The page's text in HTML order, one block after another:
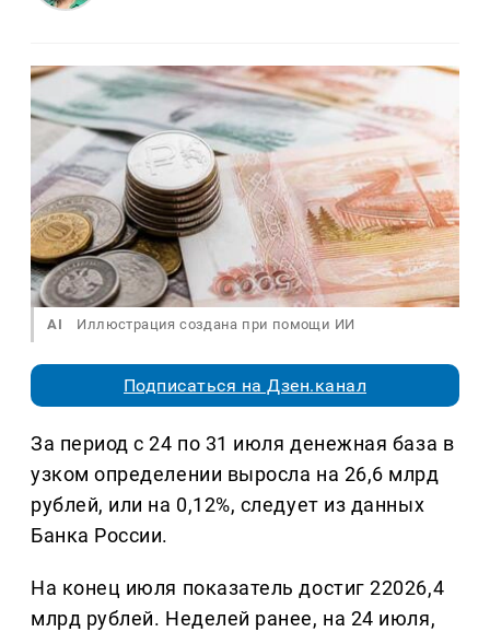
AI Иллюстрация создана при помощи ИИ
Подписаться на Дзен.канал
За период с 24 по 31 июля денежная база в
узком определении выросла на 26,6 млрд
рублей, или на 0,12%, следует из данных
Банка России.
На конец июля показатель достиг 22026,4
млрд рублей. Неделей ранее, на 24 июля,